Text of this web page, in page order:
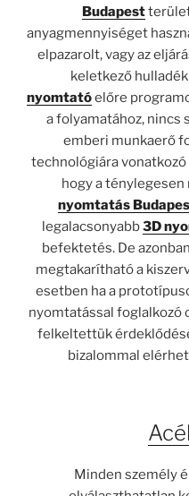
Budapest
anyagmennyiséget
elpazarolt, vagy az
keletkező
nyomtatóelőre
a folyamatához, nincs
emberi munkaerő
technológiára
hogy a
nyomtatás
legalacsonyabb3D
befektetés. De
megtakarítható a
esetben ha a
nyomtatással foglalkozó
felkeltettük
bizalommal
Minden személy